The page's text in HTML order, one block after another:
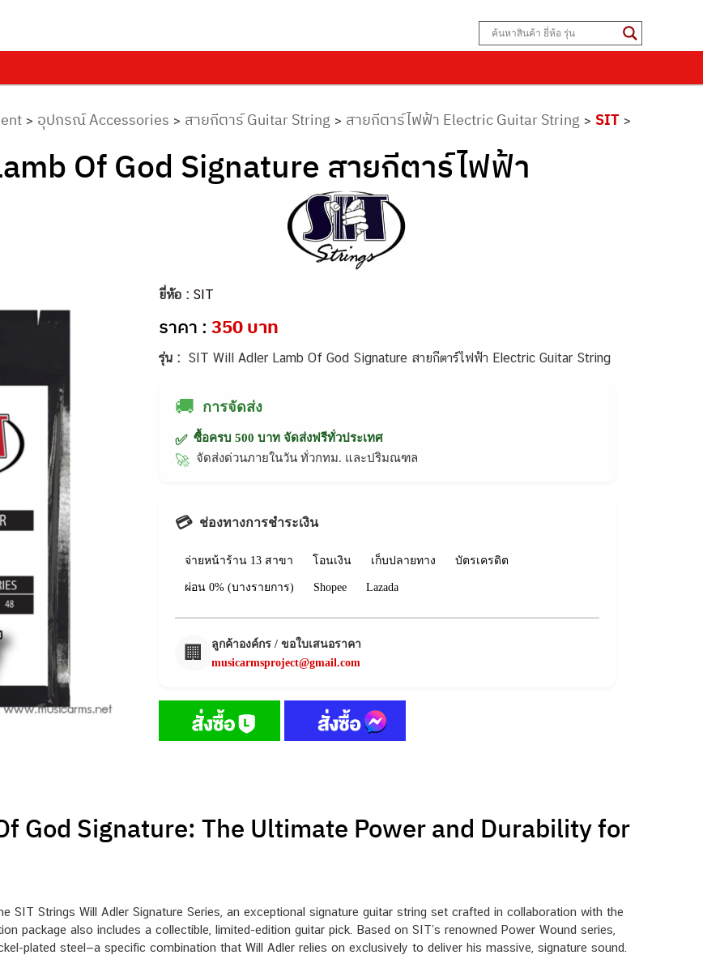
> อุปกรณ์ Accessories > สายกีตาร์ Guitar String > สายกีตาร์ไฟฟ้า Electric Guitar String > SIT >
Of God Signature สายกีตาร์ไฟฟ้า
ยี่ห้อ : SIT
ราคา : 350 บาท
รุ่น : SIT Will Adler Lamb Of God Signature สายกีตาร์ไฟฟ้า Electric Guitar String
🚚 การจัดส่ง
✅ ซื้อครบ 500 บาท จัดส่งฟรีทั่วประเทศ
🚀 จัดส่งด่วนภายในวัน ทั่วกทม. และปริมณฑล
💳 ช่องทางการชำระเงิน
จ่ายหน้าร้าน 13 สาขา โอนเงิน เก็บปลายทาง บัตรเครดิต
ผ่อน 0% (บางรายการ) Shopee Lazada
🏢
ลูกค้าองค์กร / ขอใบเสนอราคา
musicarmsproject@gmail.com
God Signature: The Ultimate Power and Durability for
SIT Strings Will Adler Signature Series, an exceptional signature guitar string set crafted in collaboration with the
package also includes a collectible, limited-edition guitar pick. Based on SIT’s renowned Power Wound series,
plated steel—a specific combination that Will Adler relies on exclusively to deliver his massive, signature sound.